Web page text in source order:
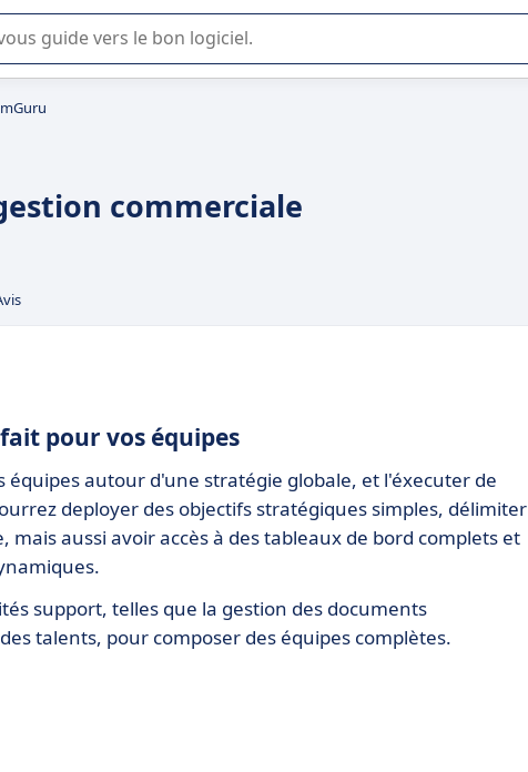
ou la sélection de logiciel SaaS en entreprise.
commerciale
pour vos équipes
autour d'une stratégie globale, et l'éxecuter de
deployer des objectifs stratégiques simples, délimiter
aussi avoir accès à des tableaux de bord complets et
support, telles que la gestion des documents
talents, pour composer des équipes complètes.